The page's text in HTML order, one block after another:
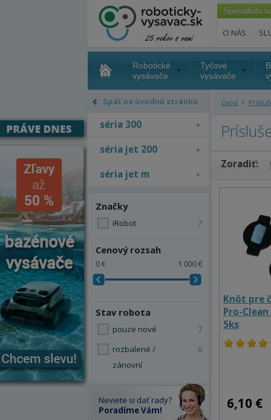
Špecialista
O NÁS
Robotické
vysávače
Tyčové
vysávače
Späť na úvodnú stránku
séria 300
séria jet 200
séria jet m
Značky
iRobot 7
Cenový rozsah
0 € 1 000 €
Stav robota
pouze nové
7
rozbalené /
zánovní
0
Neviete si dať rady?
Poradíme Vám!
Úvod »
Zoradiť:
Knôt pre
Pro-
5ks
6,10 €